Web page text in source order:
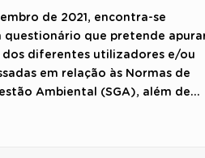
de 2021, encontra-se
questionário que pretende
dos diferentes utilizadores e/ou
em relação às Normas de
Ambiental (SGA), além de
da ISO 14001 e ISO 14004,
normas ISO relacionadas.